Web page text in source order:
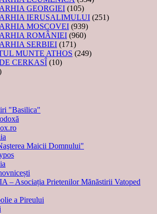
GEORGIEI (105)
IERUSALIMULUI (251)
MOSCOVEI (939)
ROMÂNIEI (960)
SERBIEI (171)
MUNTE ATHOS (249)
CERKASÎ (10)
"Basilica"
Maicii Domnului"
– Asociația Prietenilor Mănăstirii Vatoped
a Pireului